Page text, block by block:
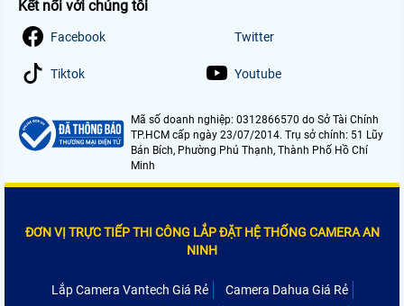
Kết nối với chúng tôi
Facebook Twitter
Tiktok Youtube
Mã số doanh nghiệp: 0312866570 do Sở Tài Chính
TP.HCM cấp ngày 23/07/2014. Trụ sở chính: 51 Lũy
Bán Bích, Phường Phú Thạnh, Thành Phố Hồ Chí
Minh
ĐƠN VỊ TRỰC TIẾP THI CÔNG LẮP ĐẶT HỆ THỐNG CAMERA AN
NINH
Lắp Camera Vantech Giá Rẻ
Camera Dahua Giá Rẻ